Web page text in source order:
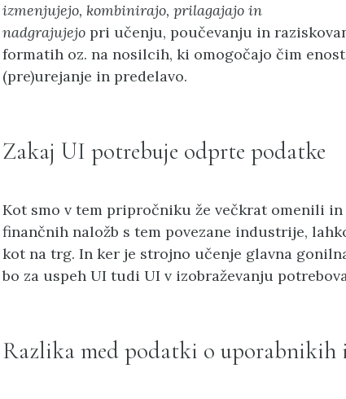
izmenjujejo, kombinirajo, prilagajajo in
nadgrajujejo pri učenju, poučevanju in
formatih oz. na nosilcih, ki omogočajo čim
(pre)urejanje in predelavo.
Zakaj UI potrebuje odprte podatke
Kot smo v tem pripročniku že večkrat omenili
finančnih naložb s tem povezane industrije,
kot na trg. In ker je strojno učenje glavna
bo za uspeh UI tudi UI v izobraževanju
Razlika med podatki o